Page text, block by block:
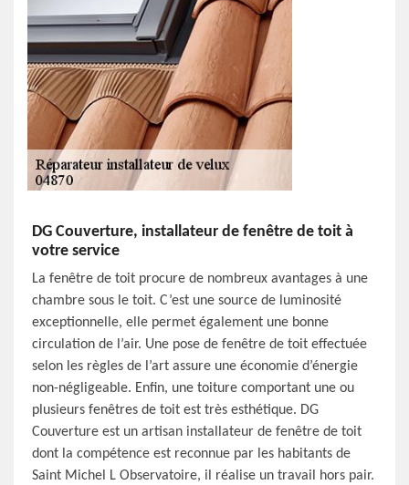
DG Couverture, installateur de fenêtre de toit à
votre service
La fenêtre de toit procure de nombreux avantages à une
chambre sous le toit. C’est une source de luminosité
exceptionnelle, elle permet également une bonne
circulation de l’air. Une pose de fenêtre de toit effectuée
selon les règles de l’art assure une économie d’énergie
non-négligeable. Enfin, une toiture comportant une ou
plusieurs fenêtres de toit est très esthétique. DG
Couverture est un artisan installateur de fenêtre de toit
dont la compétence est reconnue par les habitants de
Saint Michel L Observatoire, il réalise un travail hors pair.